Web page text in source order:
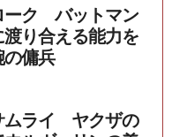
ーク バットマン
渡り合える能力を
傭兵
ムライ ヤクザの